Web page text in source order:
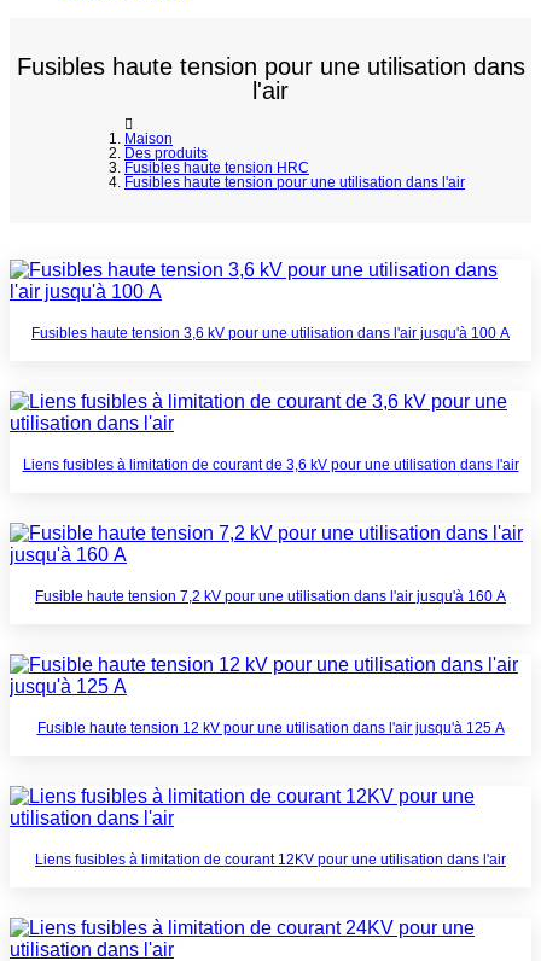
Fusibles haute tension pour une utilisation dans
l'air
Maison
Des produits
Fusibles haute tension HRC
Fusibles haute tension pour une utilisation dans l'air
Fusibles haute tension 3,6 kV pour une utilisation dans l'air jusqu'à 100 A
Liens fusibles à limitation de courant de 3,6 kV pour une utilisation dans l'air
Fusible haute tension 7,2 kV pour une utilisation dans l'air jusqu'à 160 A
Fusible haute tension 12 kV pour une utilisation dans l'air jusqu'à 125 A
Liens fusibles à limitation de courant 12KV pour une utilisation dans l'air